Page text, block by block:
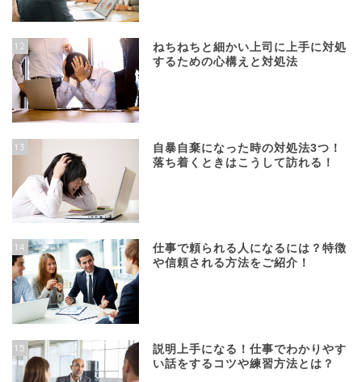
12
ねちねちと細かい上司に上手に対処
するための心構えと対処法
13
自暴自棄になった時の対処法3つ！
落ち着くときはこうして訪れる！
14
仕事で頼られる人になるには？特徴
や信頼される方法をご紹介！
15
説明上手になる！仕事でわかりやす
い話をするコツや練習方法とは？